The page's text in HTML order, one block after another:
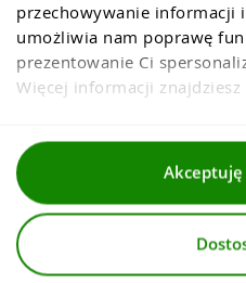
przechowywanie informacji
umożliwia nam poprawę
prezentowanie Ci
Więcej informacji znajdziesz
Akceptuję
Dla